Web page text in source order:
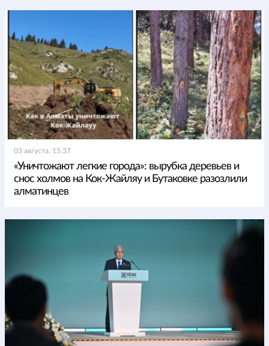
03 августа, 15:37
«Уничтожают легкие города»: вырубка деревьев и
снос холмов на Кок-Жайляу и Бутаковке разозлили
алматинцев